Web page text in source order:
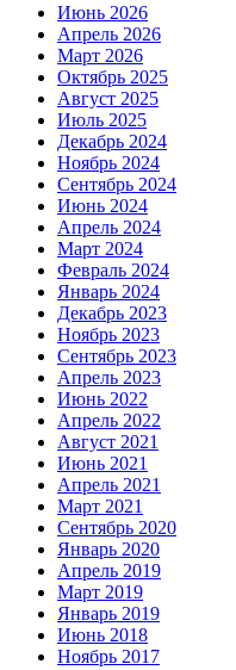
Июнь 2026
Апрель 2026
Март 2026
Октябрь 2025
Август 2025
Июль 2025
Декабрь 2024
Ноябрь 2024
Сентябрь 2024
Июнь 2024
Апрель 2024
Март 2024
Февраль 2024
Январь 2024
Декабрь 2023
Ноябрь 2023
Сентябрь 2023
Апрель 2023
Июнь 2022
Апрель 2022
Август 2021
Июнь 2021
Апрель 2021
Март 2021
Сентябрь 2020
Январь 2020
Апрель 2019
Март 2019
Январь 2019
Июнь 2018
Ноябрь 2017